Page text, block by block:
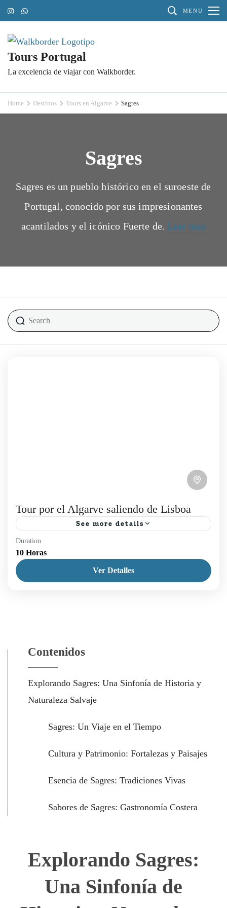
Skip
to
content
(Press
Enter)
MENU
Tours Portugal
La excelencia de viajar con Walkborder.
Home Destinos Tours en Algarve Sagres
Sagres
Sagres es un pueblo histórico en el suroeste de
Portugal, conocido por sus impresionantes
acantilados y el icónico Fuerte de. Leer más
Tour por el Algarve saliendo de Lisboa
See more details
Tour por el Algarve saliendo de Lisboa, descubra
el Algarve en un día, saliendo desde Lisboa!
Embárquese en un emocionante viaje que incluye
Duration
10 Horas
Ver Detalles
Explorando Sagres:
Una Sinfonía de
Contenidos
Explorando Sagres: Una Sinfonía de Historia y
Naturaleza Salvaje
Sagres: Un Viaje en el Tiempo
Cultura y Patrimonio: Fortalezas y Paisajes
Esencia de Sagres: Tradiciones Vivas
Sabores de Sagres: Gastronomía Costera